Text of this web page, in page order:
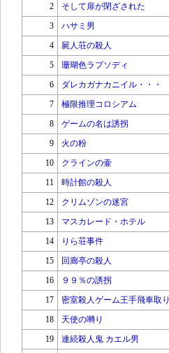
2
そして扉が閉ざされた
3
ハサミ男
4
屍人荘の殺人
5
珊瑚色ラプソディ
6
ダレカガナカニイル・・・
7
極限推理コロシアム
8
ゲームの名は誘拐
9
火の粉
10
クラインの壷
11
時計館の殺人
12
クリムゾンの迷宮
13
マスカレード・ホテル
14
りら荘事件
15
回廊亭の殺人
16
９９％の誘拐
17
密室殺人ゲーム王手飛車取り
18
天使の囀り
19
連続殺人鬼 カエル男